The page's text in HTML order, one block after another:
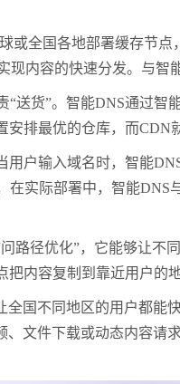
全国各地部署缓存节点
内容的快速分发。与智
货”。智能DNS通过智
排最优的仓库，而CDN
输入域名时，智能
实际部署中，智能
径优化”，它能够让不
内容复制到靠近用户的
不同地区的用户都能
文件下载或动态内容